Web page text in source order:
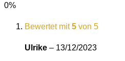
0%
Bewertet mit5 von 5
Ulrike – 13/12/2023